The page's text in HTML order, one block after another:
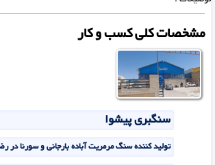
مشخصات کلی کسب و کار
سنگبری پیشوا
تولید کننده سنگ مرمریت آباده بارجانی و سورنا در